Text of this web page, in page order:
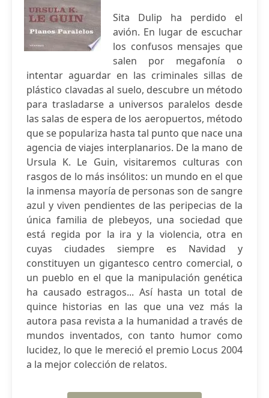
Sita Dulip ha perdido el
avión. En lugar de escuchar
los confusos mensajes que
salen por megafonía o
intentar aguardar en las criminales sillas de
plástico clavadas al suelo, descubre un método
para trasladarse a universos paralelos desde
las salas de espera de los aeropuertos, método
que se populariza hasta tal punto que nace una
agencia de viajes interplanarios. De la mano de
Ursula K. Le Guin, visitaremos culturas con
rasgos de lo más insólitos: un mundo en el que
la inmensa mayoría de personas son de sangre
azul y viven pendientes de las peripecias de la
única familia de plebeyos, una sociedad que
está regida por la ira y la violencia, otra en
cuyas ciudades siempre es Navidad y
constituyen un gigantesco centro comercial, o
un pueblo en el que la manipulación genética
ha causado estragos... Así hasta un total de
quince historias en las que una vez más la
autora pasa revista a la humanidad a través de
mundos inventados, con tanto humor como
lucidez, lo que le mereció el premio Locus 2004
a la mejor colección de relatos.